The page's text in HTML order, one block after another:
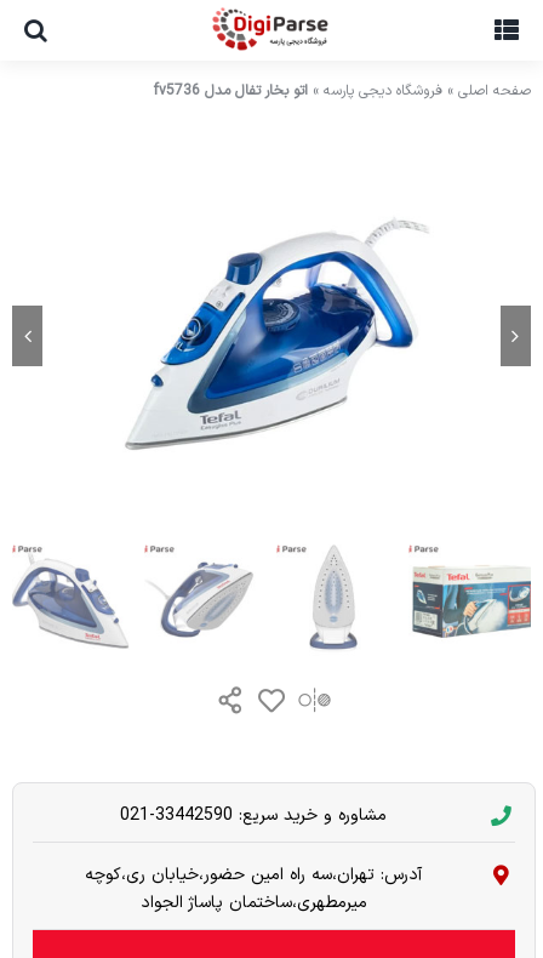
صفحه اصلی » فروشگاه دیجی پارسه » اتو بخار تفال مدل fv5736
مشاوره و خرید سریع: 33442590-021
آدرس: تهران،سه راه امین حضور،خیابان ری،کوچه
میرمطهری،ساختمان پاساژ الجواد